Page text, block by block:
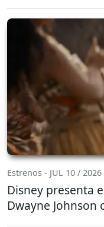
Estrenos - JUL 10 / 2026
Disney presenta
Dwayne Johnson